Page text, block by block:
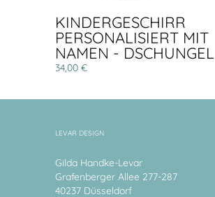
KINDERGESCHIRR
PERSONALISIERT MIT
NAMEN - DSCHUNGEL
34,00 €
LEVAR DESIGN
Gilda Handke-Levar
Grafenberger Allee 277-287
40237 Düsseldorf